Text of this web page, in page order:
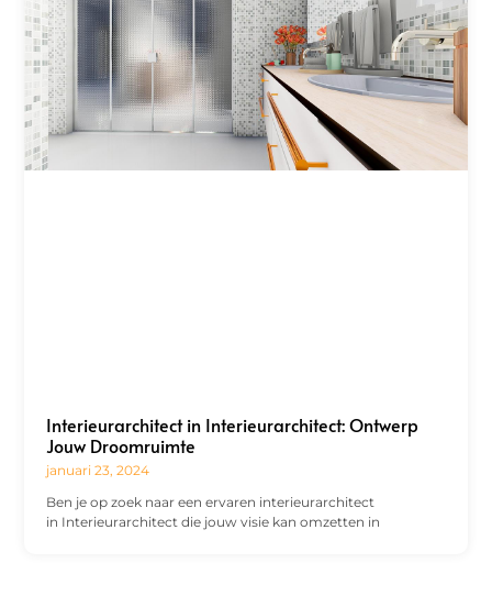
Interieurarchitect in Interieurarchitect: Ontwerp
Jouw Droomruimte
januari 23, 2024
Ben je op zoek naar een ervaren interieurarchitect
in Interieurarchitect die jouw visie kan omzetten in